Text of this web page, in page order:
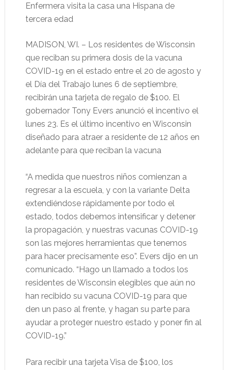
Enfermera visita la casa una Hispana de
tercera edad
MADISON, WI. – Los residentes de Wisconsin
que reciban su primera dosis de la vacuna
COVID-19 en el estado entre el 20 de agosto y
el Día del Trabajo lunes 6 de septiembre,
recibirán una tarjeta de regalo de $100. El
gobernador Tony Evers anunció el incentivo el
lunes 23. Es el último incentivo en Wisconsin
diseñado para atraer a residente de 12 años en
adelante para que reciban la vacuna
“A medida que nuestros niños comienzan a
regresar a la escuela, y con la variante Delta
extendiéndose rápidamente por todo el
estado, todos debemos intensificar y detener
la propagación, y nuestras vacunas COVID-19
son las mejores herramientas que tenemos
para hacer precisamente eso”. Evers dijo en un
comunicado. “Hago un llamado a todos los
residentes de Wisconsin elegibles que aún no
han recibido su vacuna COVID-19 para que
den un paso al frente, y hagan su parte para
ayudar a proteger nuestro estado y poner fin al
COVID-19.”
Para recibir una tarjeta Visa de $100, los